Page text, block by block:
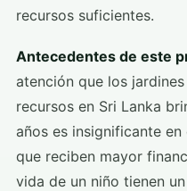
recursos suficientes.
Antecedentes de este
atención que los
recursos en Sri Lanka
años es insignificante
que reciben mayor
vida de un niño tienen